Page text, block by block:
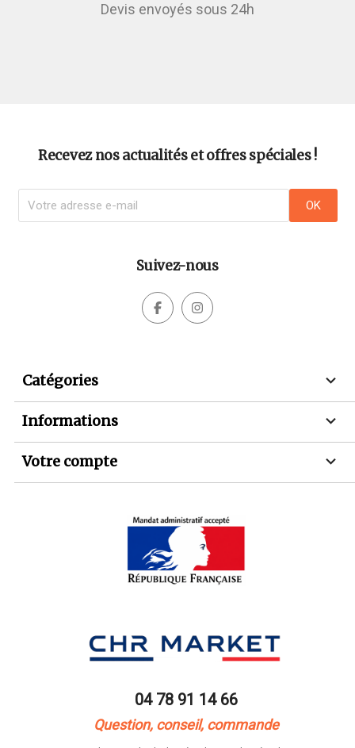
Devis envoyés sous 24h
Recevez nos actualités et offres spéciales !
Suivez-nous
 
Catégories 
Informations 
Votre compte 
04 78 91 14 66
Question, conseil, commande